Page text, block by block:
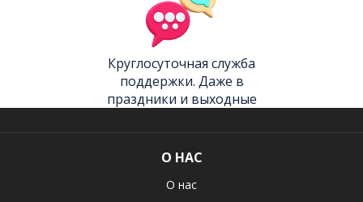
Круглосуточная служба
поддержки. Даже в
праздники и выходные
О НАС
О нас